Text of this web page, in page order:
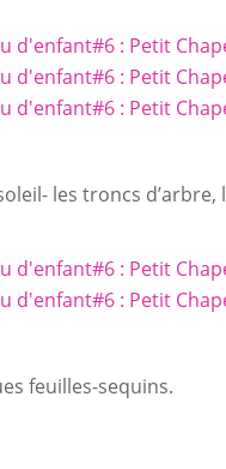
les troncs
feuilles-sequins.